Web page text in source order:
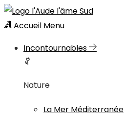
Accueil Menu
Incontournables
Nature
La Mer Méditerranée